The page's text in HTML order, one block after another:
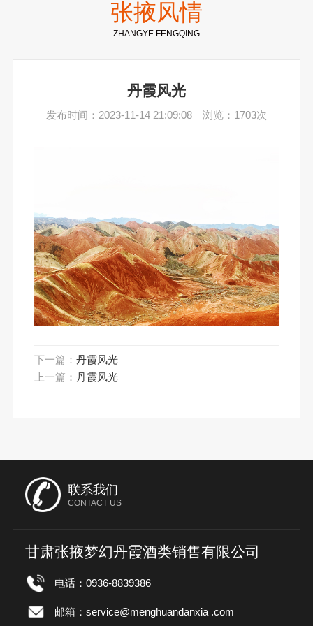
张掖风情
ZHANGYE FENGQING
丹霞风光
发布时间：2023-11-14 21:09:08 浏览：1703次
下一篇： 丹霞风光
上一篇： 丹霞风光
联系我们
CONTACT US
甘肃张掖梦幻丹霞酒类销售有限公司
电话：0936-8839386
邮箱：service@menghuandanxia .com